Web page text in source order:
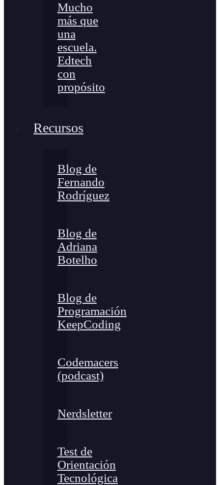
Mucho
más que
una
escuela.
Edtech
con
propósito
Recursos
Blog de
Fernando
Rodríguez
Blog de
Adriana
Botelho
Blog de
Programación
KeepCoding
Codemacers
(podcast)
Nerdsletter
Test de
Orientación
Tecnológica